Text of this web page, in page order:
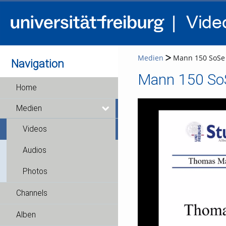
Navigation
Home
Medien
Videos
Audios
Photos
Channels
Alben
Medien Mann 150
Mann 150